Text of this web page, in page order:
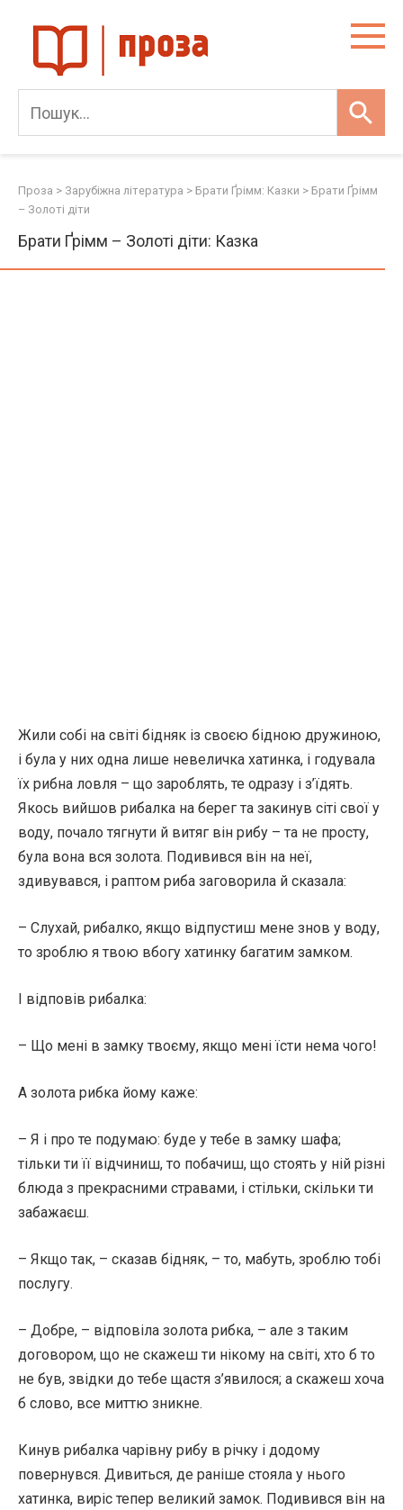
content
Проза > Зарубіжна література > Брати Ґрімм: Казки > Брати Ґрімм
– Золоті діти
Брати Ґрімм – Золоті діти: Казка
Жили собі на світі бідняк із своєю бідною дружиною,
і була у них одна лише невеличка хатинка, і годувала
їх рибна ловля – що зароблять, те одразу і з’їдять.
Якось вийшов рибалка на берег та закинув сіті свої у
воду, почало тягнути й витяг він рибу – та не просту,
була вона вся золота. Подивився він на неї,
здивувався, і раптом риба заговорила й сказала:
– Слухай, рибалко, якщо відпустиш мене знов у воду,
то зроблю я твою вбогу хатинку багатим замком.
І відповів рибалка:
– Що мені в замку твоєму, якщо мені їсти нема чого!
А золота рибка йому каже:
– Я і про те подумаю: буде у тебе в замку шафа;
тільки ти її відчиниш, то побачиш, що стоять у ній різні
блюда з прекрасними стравами, і стільки, скільки ти
забажаєш.
– Якщо так, – сказав бідняк, – то, мабуть, зроблю тобі
послугу.
– Добре, – відповіла золота рибка, – але з таким
договором, що не скажеш ти нікому на світі, хто б то
не був, звідки до тебе щастя з’явилося; а скажеш хоча
б слово, все миттю зникне.
Кинув рибалка чарівну рибу в річку і додому
повернувся. Дивиться, де раніше стояла у нього
хатинка, виріс тепер великий замок. Подивився він на